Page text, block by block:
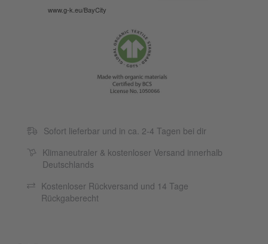
www.g-k.eu/BayCity
Sofort lieferbar und in ca. 2-4 Tagen bei dir
Klimaneutraler & kostenloser Versand innerhalb
Deutschlands
Kostenloser Rückversand und 14 Tage
Rückgaberecht